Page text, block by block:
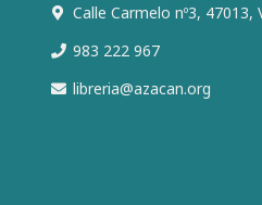
Calle Carmelo nº3, 47013,
983 222 967
libreria@azacan.org